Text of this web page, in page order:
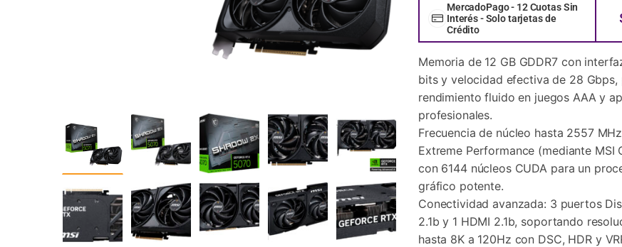
MercadoPago - 12 Cuotas Sin
Interés - Solo tarjetas de
Crédito
Memoria de 12 GB GDDR7 con
bits y velocidad efectiva de 28 Gbps,
rendimiento fluido en juegos AAA y
profesionales.
Frecuencia de núcleo hasta 2557
Extreme Performance (mediante MSI
con 6144 núcleos CUDA para un
gráfico potente.
Conectividad avanzada: 3 puertos
2.1b y 1 HDMI 2.1b, soportando
hasta 8K a 120Hz con DSC, HDR y